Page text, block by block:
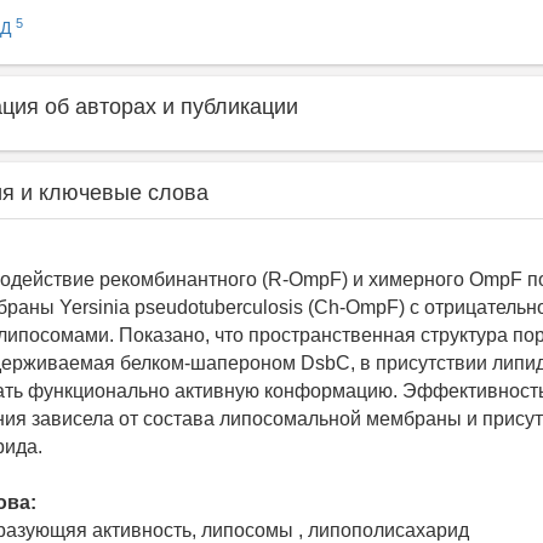
5
об авторах и публикации
и ключевые слова
рекомбинантного (R-OmpF) и химерного OmpF
Yersinia pseudotuberculosis (Ch-OmpF) с
Показано, что пространственная структура
белком-шапероном DsbC, в присутствии
функционально активную конформацию.
зависела от состава липосомальной мембраны и
активность, липосомы , липополисахарид